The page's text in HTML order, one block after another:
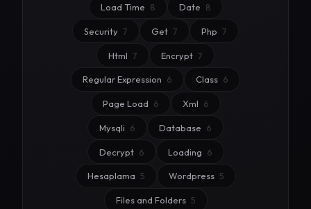
Load Time 8 Date 8
Security 7 Get 7 Php 7
Html 7 Encrypt 7
Regular Expression 6 Class 6
Page Load 6 Xml 6
Mysqli 6 Database 6
Decrypt 6 Loading 6
Hesaplama 5 Wordpress 5
Files and Folders 5